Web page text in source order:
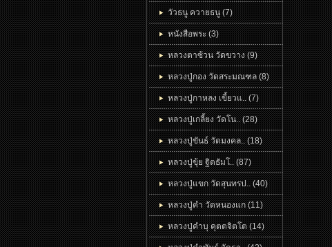
วัวธนู ควายธนู (7)
หนังสือพระ (3)
หลวงตาซ้วน วัดขวาง (9)
หลวงปู่กอง วัดสระมณฑล (8)
หลวงปู่กาหลง เขี้ยวแ.. (7)
หลวงปู่เกลี้ยง วัดโน.. (28)
หลวงปู่ขันธ์ วัดมงคล.. (18)
หลวงปู่ขุ้ย ฐิตธัมโ.. (87)
หลวงปู่แขก วัดสุนทรป.. (40)
หลวงปู่คำ วัดหนองแก (11)
หลวงปู่คำบุ คุตตจิตโต (14)